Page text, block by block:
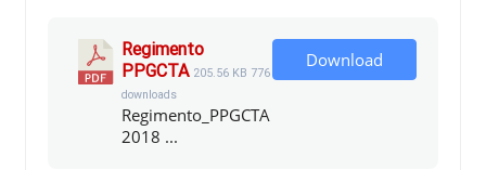
Regimento
PPGCTA 205.56 KB 776
downloads
Regimento_PPGCTA
2018 ...
Download